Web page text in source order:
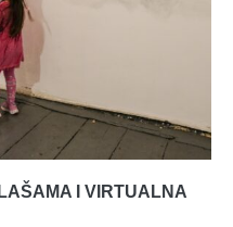
I VIRTUALNA